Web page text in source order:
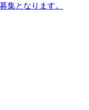
集となります。